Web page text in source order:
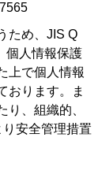
ため、JIS Q
個人情報保護
上で個人情報
おります。ま
り、組織的、
安全管理措置